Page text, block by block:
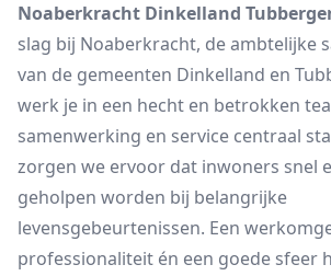
Noaberkracht Dinkelland
slag bij Noaberkracht, de ambtelijke
van de gemeenten Dinkelland en
werk je in een hecht en betrokken
samenwerking en service centraal
zorgen we ervoor dat inwoners snel
geholpen worden bij belangrijke
levensgebeurtenissen. Een
professionaliteit én een goede sfeer